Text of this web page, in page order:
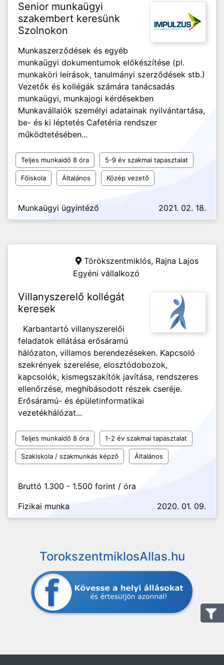
Senior munkaügyi
szakembert keresünk
Szolnokon
Munkaszerződések és egyéb
munkaügyi dokumentumok előkészítése (pl.
munkaköri leírások, tanulmányi szerződések stb.)
Vezetők és kollégák számára tanácsadás
munkaügyi, munkajogi kérdésekben
Munkavállalók személyi adatainak nyilvántartása,
be- és ki léptetés Cafetéria rendszer
működtetésében...
Teljes munkaidő 8 óra 5-9 év szakmai tapasztalat
Főiskola Általános Közép vezető
Munkaügyi ügyintéző 2021. 02. 18.
Törökszentmiklós, Rajna Lajos
Egyéni vállalkozó
Villanyszerelő kollégát
keresek
Karbantartó villanyszerelői
feladatok ellátása erősáramú
hálózaton, villamos berendezéseken. Kapcsoló
szekrények szerelése, elosztódobozok,
kapcsolók, kismegszakítók javítása, rendszeres
ellenőrzése, meghibásodott részek cseréje.
Erősáramú- és épületinformatikai
vezetékhálózat...
Teljes munkaidő 8 óra 1-2 év szakmai tapasztalat
Szakiskola / szakmunkás képző Általános
Bruttó 1.300 - 1.500 forint / óra
Fizikai munka
2020. 01. 09.
TorokszentmiklosAllas.hu